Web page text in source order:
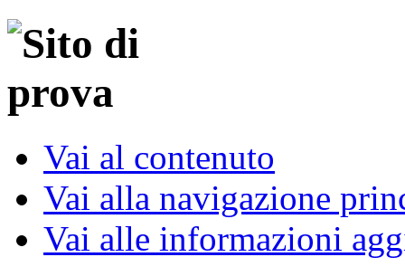
Vai al contenuto
Vai alla navigazione
Vai alle informazioni